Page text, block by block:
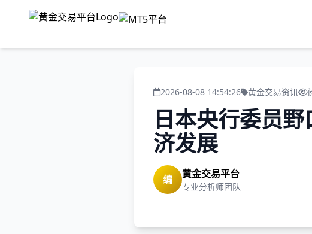
2026-08-08 14:54:26 黄金交易资讯
日本央行委员
济发展
编 黄金交易平台
专业分析师团队